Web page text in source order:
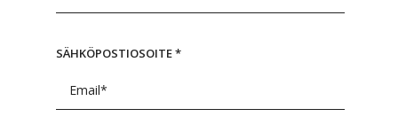
SÄHKÖPOSTIOSOITE*